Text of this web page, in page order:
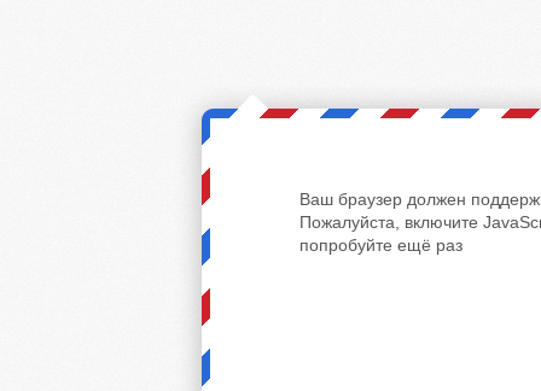
Ваш браузер должен
Пожалуйста, включите
попробуйте ещё раз